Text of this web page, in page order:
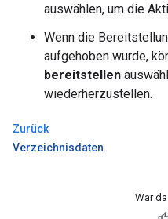
auswählen, um die
Wenn die
aufgehoben wurde,
bereitstellen
wiederherzustellen.
Zurück
Verzeichnisdaten
War